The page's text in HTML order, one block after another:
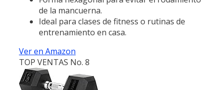
de la mancuerna.
Ideal para clases de fitness o rutinas de
entrenamiento en casa.
Ver en Amazon
TOP VENTAS No. 8